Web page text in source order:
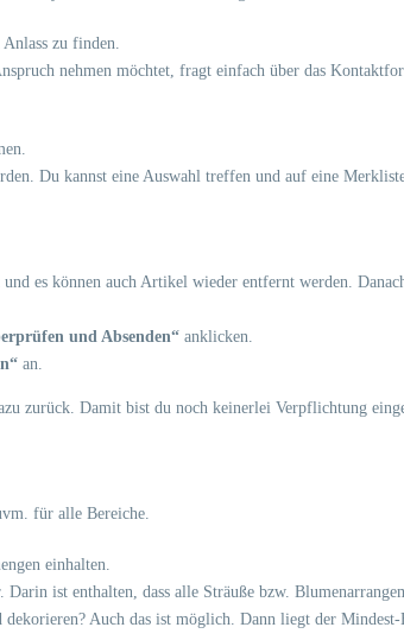
zu finden.
nehmen möchtet, fragt einfach über das
Du kannst eine Auswahl treffen und auf eine
es können auch Artikel wieder entfernt werden.
und Absenden“ anklicken.
an.
zurück. Damit bist du noch keinerlei Verpflichtung
für alle Bereiche.
einhalten.
ist enthalten, dass alle Sträuße bzw.
Auch das ist möglich. Dann liegt der